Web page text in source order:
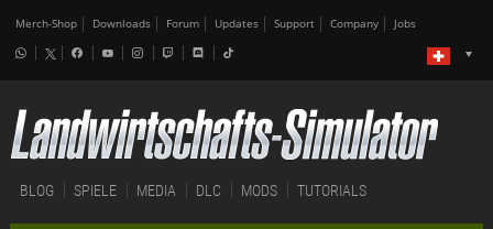
Merch-Shop Downloads Forum Updates Support Company Jobs
BLOG SPIELE MEDIA DLC MODS TUTORIALS